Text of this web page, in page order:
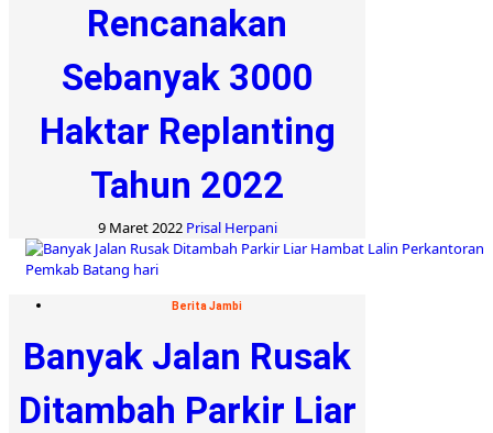
Rencanakan
Sebanyak 3000
Haktar Replanting
Tahun 2022
9 Maret 2022 Prisal Herpani
Berita Jambi
Banyak Jalan Rusak
Ditambah Parkir Liar